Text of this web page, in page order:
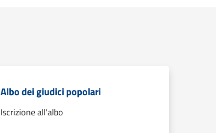
Albo dei giudici popolari
Iscrizione all'albo